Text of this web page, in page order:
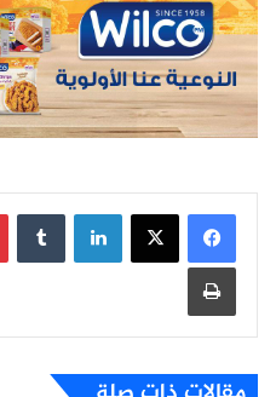
لينكدإن
طباعة